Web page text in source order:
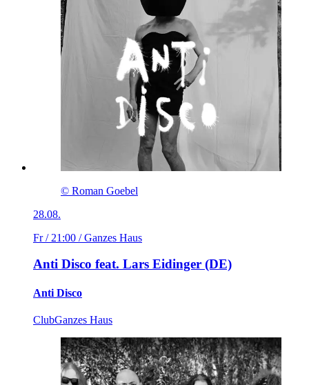
© Roman Goebel
28.08.
Fr / 21:00 / Ganzes Haus
Anti Disco feat. Lars Eidinger (DE)
Anti Disco
ClubGanzes Haus